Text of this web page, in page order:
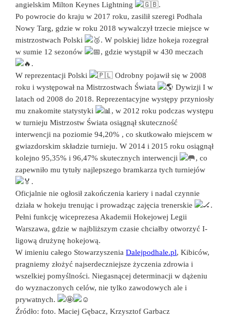
angielskim Milton Keynes Lightning
.
Po powrocie do kraju w 2017 roku, zasilił szeregi Podhala
Nowy Targ, gdzie w roku 2018 wywalczył trzecie miejsce w
mistrzostwach Polski
. W polskiej lidze hokeja rozegrał
w sumie 12 sezonów
, gdzie wystąpił w 430 meczach
.
W reprezentacji Polski
Odrobny pojawił się w 2008
roku i występował na Mistrzostwach Świata
Dywizji I w
latach od 2008 do 2018. Reprezentacyjne występy przyniosły
mu znakomite statystyki
, w 2012 roku podczas występu
w turnieju Mistrzostw Świata osiągnął skuteczność
interwencji na poziomie 94,20% , co skutkowało miejscem w
gwiazdorskim składzie turnieju. W 2014 i 2015 roku osiągnął
kolejno 95,35% i 96,47% skutecznych interwencji
, co
zapewniło mu tytuły najlepszego bramkarza tych turniejów
.
Oficjalnie nie ogłosił zakończenia kariery i nadal czynnie
działa w hokeju trenując i prowadząc zajęcia trenerskie
.
Pełni funkcję wiceprezesa Akademii Hokejowej Legii
Warszawa, gdzie w najbliższym czasie chciałby otworzyć I-
ligową drużynę hokejową.
W imieniu całego StowarzyszeniaDalejpodhale.pl, Kibiców,
pragniemy złożyć najserdeczniejsze życzenia zdrowia i
wszelkiej pomyślności. Niegasnącej determinacji w dążeniu
do wyznaczonych celów, nie tylko zawodowych ale i
prywatnych.
Źródło: foto. Maciej Gębacz, Krzysztof Garbacz